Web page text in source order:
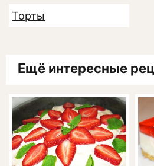
Торты
Ещё интересные